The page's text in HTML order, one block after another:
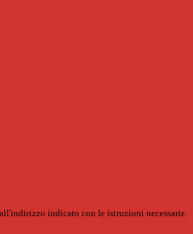
indicato con le istruzioni necessarie.